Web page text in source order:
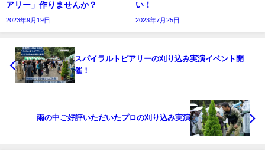
アリー」作りませんか？
2023年9月19日
い！
2023年7月25日
スパイラルトピアリーの刈り込み実演イベント開
催！
雨の中ご好評いただいたプロの刈り込み実演